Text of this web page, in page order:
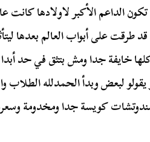
تكون الداعم الأكبر لاولادها
طرقت على أبواب العالم بعدها
خايفة جدا ومش بتثق في حد
لبعض وبدأ الحمدلله الطلاب
كويسة جدا ومخدومة